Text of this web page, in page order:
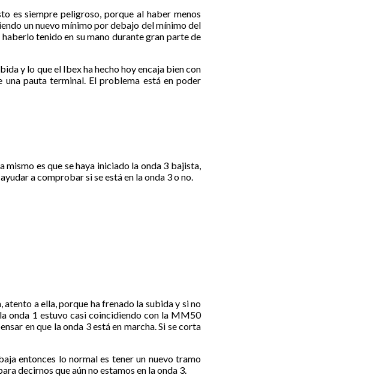
es siempre peligroso, porque al haber menos
un nuevo mínimo por debajo del mínimo del
tenido en su mano durante gran parte de
y lo que el Ibex ha hecho hoy encaja bien con
pauta terminal. El problema está en poder
es que se haya iniciado la onda 3 bajista,
a comprobar si se está en la onda 3 o no.
a ella, porque ha frenado la subida y si no
onda 1 estuvo casi coincidiendo con la MM50
en que la onda 3 está en marcha. Si se corta
entonces lo normal es tener un nuevo tramo
decirnos que aún no estamos en la onda 3.